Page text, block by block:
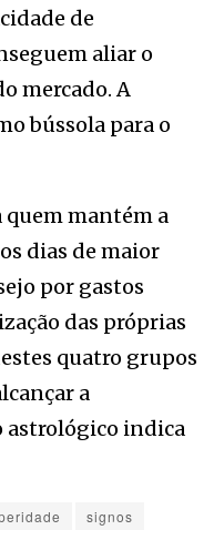
de
aliar o
mercado. A
bússola para o
quem mantém a
dias de maior
por gastos
das próprias
quatro grupos
a
astrológico indica
signos